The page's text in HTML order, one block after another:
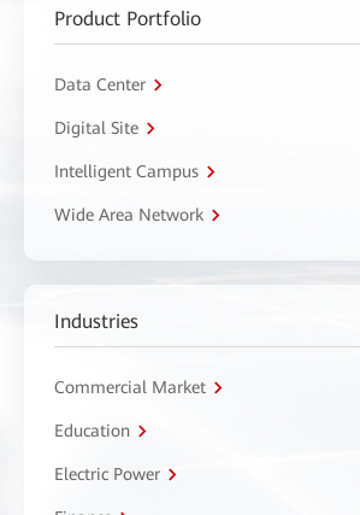
Product Portfolio
Data Center
Digital Site
Intelligent Campus
Wide Area Network
Industries
Commercial Market
Education
Electric Power